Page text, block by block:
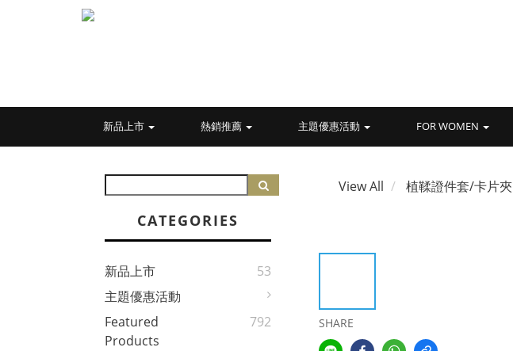
新品上市 熱銷推薦 主題優惠活動 FOR WOMEN
CATEGORIES
新品上市
53
主題優惠活動
Featured
Products
792
View All 植鞣證件套/卡片夾
SHARE